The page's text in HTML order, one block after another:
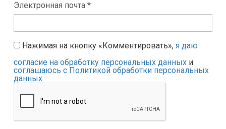
Электронная почта *
Нажимая на кнопку «Комментировать», я даю
согласие на обработку персональных данных и
соглашаюсь с Политикой обработки персональных
данных